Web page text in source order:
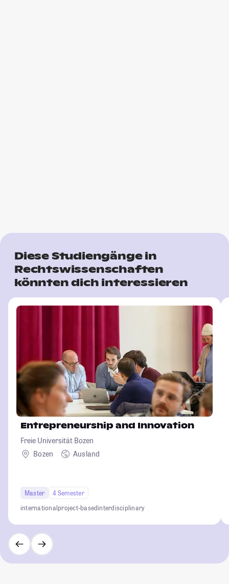
Diese Studiengänge in
Rechtswissenschaften
könnten dich interessieren
Entrepreneurship and Innovation
Freie Universität Bozen
Bozen
Ausland
Master
4 Semester
internationalproject-basedinterdisciplinary